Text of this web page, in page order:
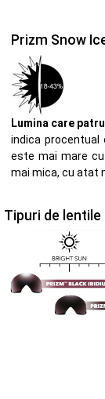
Prizm Snow
Lumina care
indica procentual
este mai mare
mai mica, cu atat
Tipuri de lentile